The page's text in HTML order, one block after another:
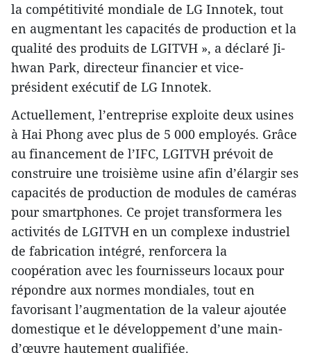
la compétitivité mondiale de LG Innotek, tout
en augmentant les capacités de production et la
qualité des produits de LGITVH », a déclaré Ji-
hwan Park, directeur financier et vice-
président exécutif de LG Innotek.
Actuellement, l’entreprise exploite deux usines
à Hai Phong avec plus de 5 000 employés. Grâce
au financement de l’IFC, LGITVH prévoit de
construire une troisième usine afin d’élargir ses
capacités de production de modules de caméras
pour smartphones. Ce projet transformera les
activités de LGITVH en un complexe industriel
de fabrication intégré, renforcera la
coopération avec les fournisseurs locaux pour
répondre aux normes mondiales, tout en
favorisant l’augmentation de la valeur ajoutée
domestique et le développement d’une main-
d’œuvre hautement qualifiée.